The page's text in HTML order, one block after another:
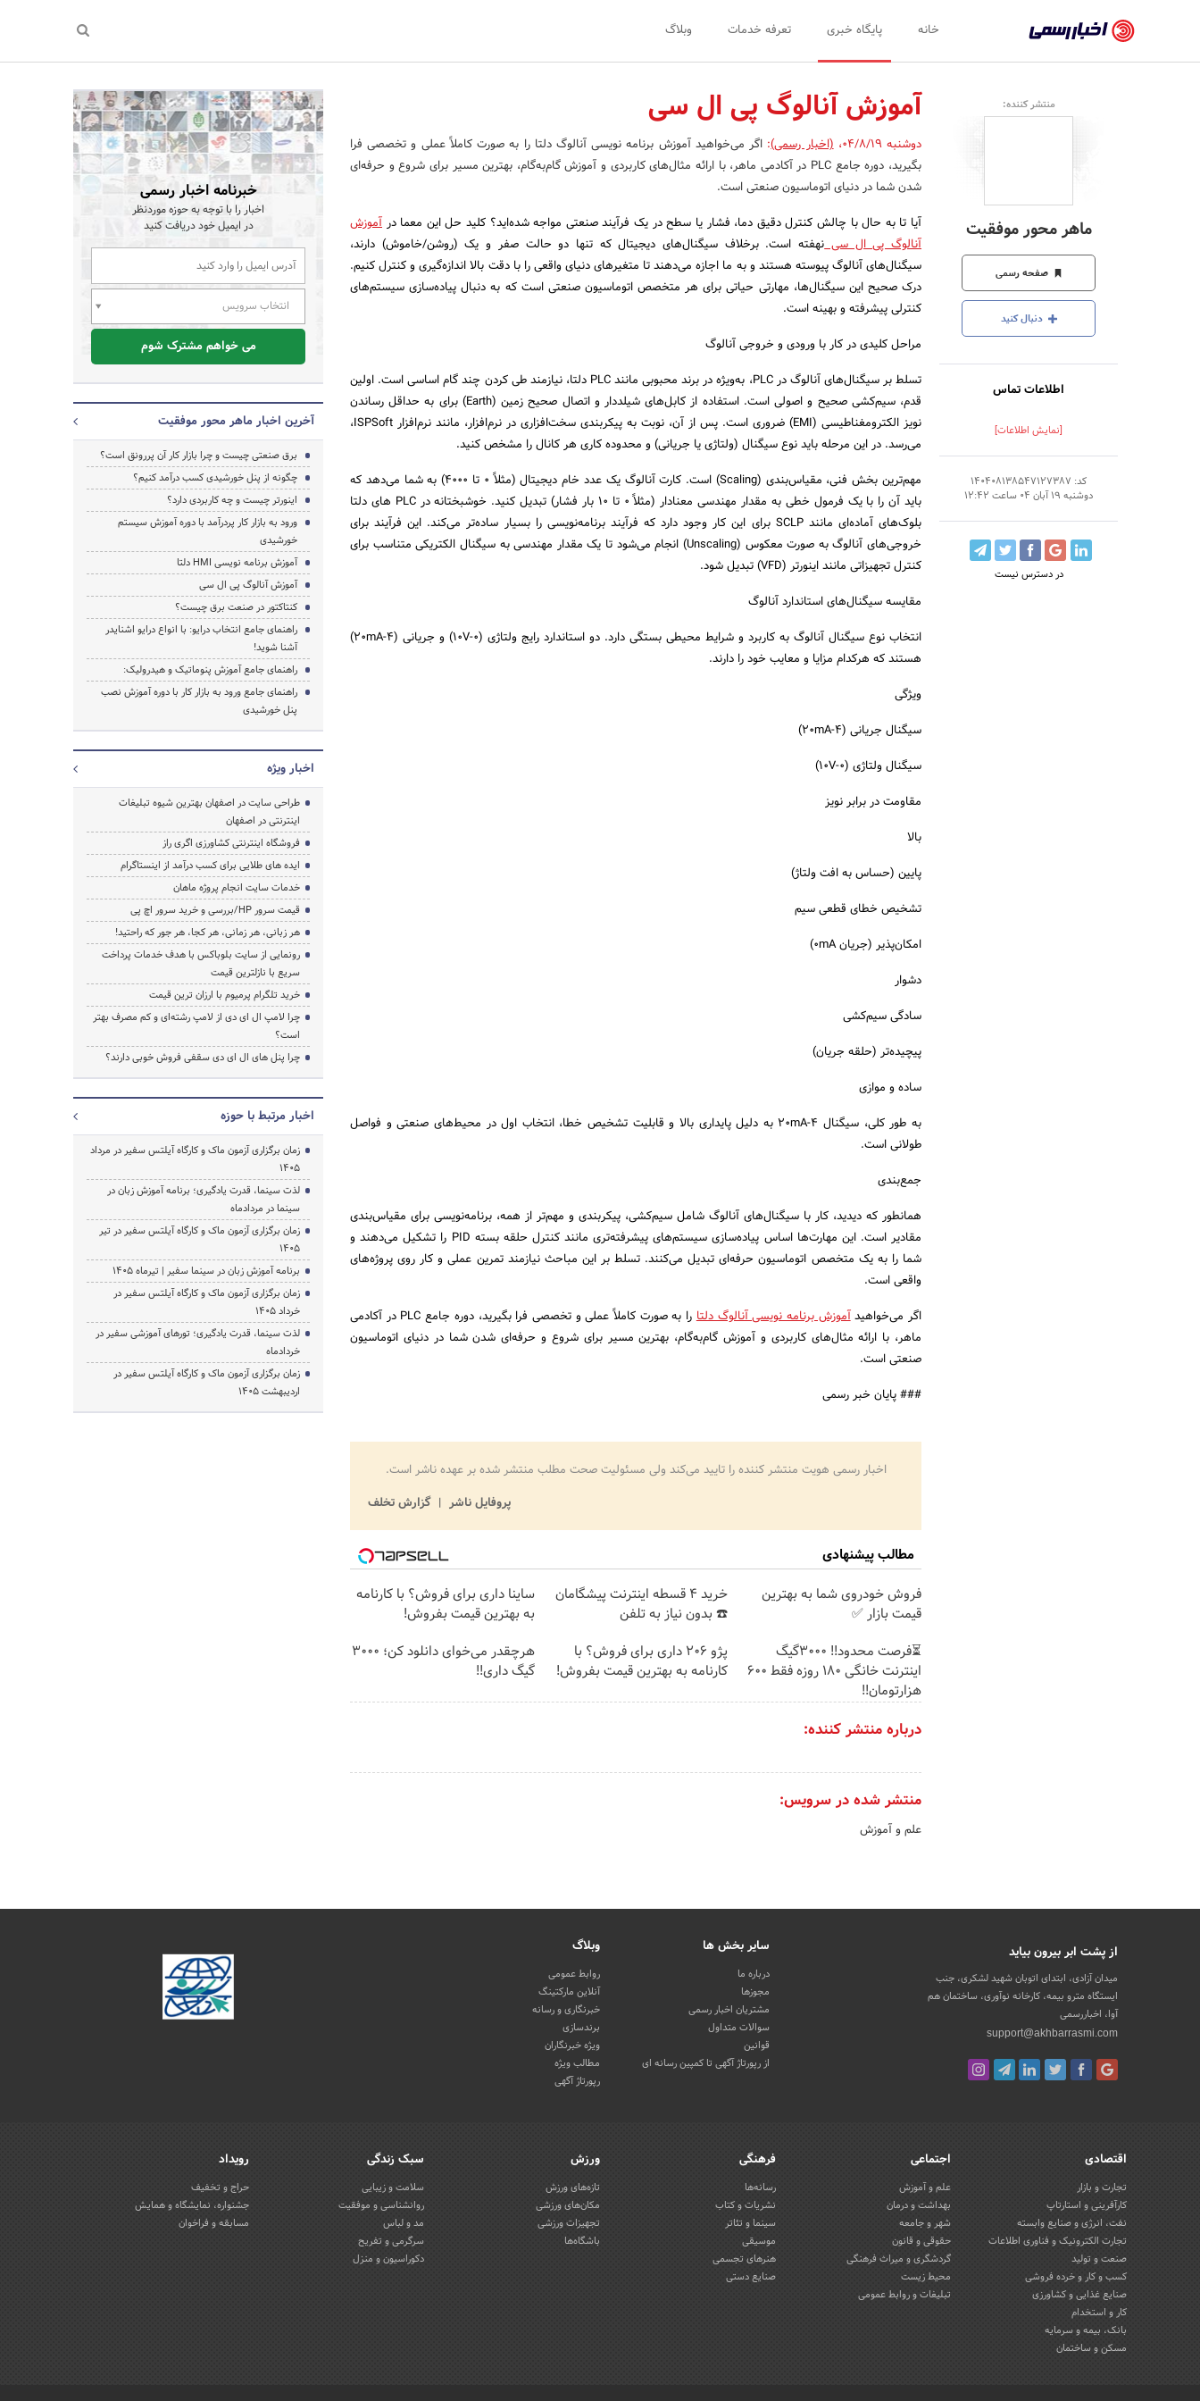
رسمی
-
اخبار
شرکت‌ها،
سازمان‌ها
و
روابط
عمومی‌ها
خانه پایگاه خبری تعرفه خدمات وبلاگ
منتشر کننده:
ماهر محور موفقیت
صفحه رسمی
دنبال کنید
اطلاعات تماس
[نمایش اطلاعات]
کد: 140408138547127387
دوشنبه 19 آبان 04 ساعت 12:42
در دسترس نیست
آموزش آنالوگ پی ال سی
دوشنبه 04/8/19 ،(اخبار رسمی): اگر می‌خواهید آموزش برنامه نویسی آنالوگ دلتا را به صورت کاملاً عملی و تخصصی فرا
بگیرید، دوره جامع PLC در آکادمی ماهر، با ارائه مثال‌های کاربردی و آموزش گام‌به‌گام، بهترین مسیر برای شروع و حرفه‌ای
شدن شما در دنیای اتوماسیون صنعتی است.
آیا تا به حال با چالش کنترل دقیق دما، فشار یا سطح در یک فرآیند صنعتی مواجه شده‌اید؟ کلید حل این معما در آموزش
آنالوگ پی ال سینهفته است. برخلاف سیگنال‌های دیجیتال که تنها دو حالت صفر و یک (روشن/خاموش) دارند،
سیگنال‌های آنالوگ پیوسته هستند و به ما اجازه می‌دهند تا متغیرهای دنیای واقعی را با دقت بالا اندازه‌گیری و کنترل کنیم.
درک صحیح این سیگنال‌ها، مهارتی حیاتی برای هر متخصص اتوماسیون صنعتی است که به دنبال پیاده‌سازی سیستم‌های
کنترلی پیشرفته و بهینه است.
مراحل کلیدی در کار با ورودی و خروجی آنالوگ
تسلط بر سیگنال‌های آنالوگ در PLC، به‌ویژه در برند محبوبی مانند PLC دلتا، نیازمند طی کردن چند گام اساسی است. اولین
قدم، سیم‌کشی صحیح و اصولی است. استفاده از کابل‌های شیلددار و اتصال صحیح زمین (Earth) برای به حداقل رساندن
نویز الکترومغناطیسی (EMI) ضروری است. پس از آن، نوبت به پیکربندی سخت‌افزاری در نرم‌افزار، مانند نرم‌افزار ISPSoft،
می‌رسد. در این مرحله باید نوع سیگنال (ولتاژی یا جریانی) و محدوده کاری هر کانال را مشخص کنید.
مهم‌ترین بخش فنی، مقیاس‌بندی (Scaling) است. کارت آنالوگ یک عدد خام دیجیتال (مثلاً ۰ تا ۴۰۰۰) به شما می‌دهد که
باید آن را با یک فرمول خطی به مقدار مهندسی معنادار (مثلاً ۰ تا ۱۰ بار فشار) تبدیل کنید. خوشبختانه در PLC های دلتا
بلوک‌های آماده‌ای مانند SCLP برای این کار وجود دارد که فرآیند برنامه‌نویسی را بسیار ساده‌تر می‌کند. این فرآیند برای
خروجی‌های آنالوگ به صورت معکوس (Unscaling) انجام می‌شود تا یک مقدار مهندسی به سیگنال الکتریکی متناسب برای
کنترل تجهیزاتی مانند اینورتر (VFD) تبدیل شود.
مقایسه سیگنال‌های استاندارد آنالوگ
انتخاب نوع سیگنال آنالوگ به کاربرد و شرایط محیطی بستگی دارد. دو استاندارد رایج ولتاژی (0-10V) و جریانی (4-20mA)
هستند که هرکدام مزایا و معایب خود را دارند.
ویژگی
سیگنال جریانی (4-20mA)
سیگنال ولتاژی (0-10V)
مقاومت در برابر نویز
بالا
پایین (حساس به افت ولتاژ)
تشخیص خطای قطعی سیم
امکان‌پذیر (جریان 0mA)
دشوار
سادگی سیم‌کشی
پیچیده‌تر (حلقه جریان)
ساده و موازی
به طور کلی، سیگنال 4-20mA به دلیل پایداری بالا و قابلیت تشخیص خطا، انتخاب اول در محیط‌های صنعتی و فواصل
طولانی است.
جمع‌بندی
همانطور که دیدید، کار با سیگنال‌های آنالوگ شامل سیم‌کشی، پیکربندی و مهم‌تر از همه، برنامه‌نویسی برای مقیاس‌بندی
مقادیر است. این مهارت‌ها اساس پیاده‌سازی سیستم‌های پیشرفته‌تری مانند کنترل حلقه بسته PID را تشکیل می‌دهند و
شما را به یک متخصص اتوماسیون حرفه‌ای تبدیل می‌کنند. تسلط بر این مباحث نیازمند تمرین عملی و کار روی پروژه‌های
واقعی است.
اگر می‌خواهیدآموزش برنامه نویسی آنالوگ دلتا
را به صورت کاملاً عملی و تخصصی فرا بگیرید، دوره جامع PLC در آکادمی
ماهر، با ارائه مثال‌های کاربردی و آموزش گام‌به‌گام، بهترین مسیر برای شروع و حرفه‌ای شدن شما در دنیای اتوماسیون
صنعتی است.
### پایان خبر رسمی
اخبار رسمی هویت منتشر کننده را تایید می‌کند ولی مسئولیت صحت مطلب منتشر شده بر عهده ناشر است.
پروفایل ناشر
گزارش تخلف
مطالب پیشنهادی
فروش خودروی شما به بهترین
قیمت بازار ✅
خرید 4 قسطه اینترنت پیشگامان
☎️ بدون نیاز به تلفن
ساینا داری برای فروش؟ با کارنامه
به بهترین قیمت بفروش!
⏳فرصت محدود!! 3000گیگ
اینترنت خانگی 180 روزه فقط 600
هزارتومان!!
پژو 206 داری برای فروش؟ با
کارنامه به بهترین قیمت بفروش!
هرچقدر می‌خوای دانلود کن؛ 3000
گیگ داری!!
درباره منتشر کننده:
منتشر شده در سرویس:
علم و آموزش
خبرنامه اخبار رسمی
اخبار را با توجه به حوزه موردنظر
در ایمیل خود دریافت کنید
انتخاب سرویس
می خواهم مشترک شوم
آخرین اخبار ماهر محور موفقیت
برق صنعتی چیست و چرا بازار کار آن پررونق است؟
چگونه از پنل خورشیدی کسب درآمد کنیم؟
اینورتر چیست و چه کاربردی دارد؟
ورود به بازار کار پردرآمد با دوره آموزش سیستم
خورشیدی
آموزش برنامه نویسی HMI دلتا
آموزش آنالوگ پی ال سی
کنتاکتور در صنعت برق چیست؟
راهنمای جامع انتخاب درایو: با انواع درایو اشنایدر
آشنا شوید!
راهنمای جامع آموزش پنوماتیک و هیدرولیک:
راهنمای جامع ورود به بازار کار با دوره آموزش نصب
پنل خورشیدی
اخبار ویژه
طراحی سایت در اصفهان بهترین شیوه تبلیغات
اینترنتی در اصفهان
فروشگاه اینترنتی کشاورزی اگری راز
ایده های طلایی برای کسب درآمد از اینستاگرام
خدمات سایت انجام پروژه ماهان
قیمت سرور HP/بررسی و خرید سرور اچ پی
هر زبانی، هر زمانی، هر کجا، هر جور که راحتید!
رونمایی از سایت بلوباکس با هدف خدمات پرداخت
سریع با نازلترین قیمت
خرید تلگرام پرمیوم با ارزان ترین قیمت
چرا لامپ ال ای دی از لامپ رشته‌ای و کم مصرف بهتر
است؟
چرا پنل های ال ای دی سقفی فروش خوبی دارند؟
اخبار مرتبط با حوزه
زمان برگزاری آزمون ماک و کارگاه آیلتس سفیر در مرداد
1405
لذت سینما، قدرت یادگیری؛ برنامه آموزش زبان در
سینما در مردادماه
زمان برگزاری آزمون ماک و کارگاه آیلتس سفیر در تیر
1405
برنامه آموزش زبان در سینما سفیر | تیرماه ۱۴۰۵
زمان برگزاری آزمون ماک و کارگاه آیلتس سفیر در
خرداد 1405
لذت سینما، قدرت یادگیری؛ تورهای آموزشی سفیر در
خردادماه
زمان برگزاری آزمون ماک و کارگاه آیلتس سفیر در
اردیبهشت 1405
از پشت ابر بیرون بیاید
میدان آزادی، ابتدای اتوبان شهید لشکری، جنب
ایستگاه مترو بیمه، کارخانه نوآوری، ساختمان هم
آوا، اخباررسمی
support@akhbarrasmi.com
سایر بخش ها
درباره ما
مجوزها
مشتریان اخبار رسمی
سوالات متداول
قوانین
از رپورتاژ آگهی تا کمپین رسانه ای
وبلاگ
روابط عمومی
آنلاین مارکتینگ
خبرنگاری و رسانه
برندسازی
ویژه خبرنگاران
مطالب ویژه
رپورتاژ آگهی
اقتصادی
تجارت و بازار
کارآفرینی و استارتاپ
نفت، انرژی و صنایع وابسته
تجارت الکترونیک و فناوری اطلاعات
صنعت و تولید
کسب و کار و خرده فروشی
صنایع غذایی و کشاورزی
کار و استخدام
بانک، بیمه و سرمایه
مسکن و ساختمان
اجتماعی
علم و آموزش
بهداشت و درمان
شهر و جامعه
حقوقی و قانون
گردشگری و میراث فرهنگی
محیط زیست
تبلیغات و روابط عمومی
فرهنگی
رسانه‌ها
نشریات و کتاب
سینما و تئاتر
موسیقی
هنرهای تجسمی
صنایع دستی
ورزش
تازه‌های ورزش
مکان‌های ورزشی
تجهیزات ورزشی
باشگاه‌ها
سبک زندگی
سلامت و زیبایی
روانشناسی و موفقیت
مد و لباس
سرگرمی و تفریح
دکوراسیون و منزل
رویداد
حراج و تخفیف
جشنواره، نمایشگاه و همایش
مسابقه و فراخوان